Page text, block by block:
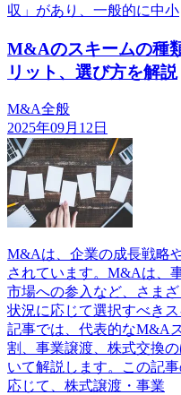
収」があり、一般的に中小
M&Aのスキームの種
リット、選び方を解説
M&A全般
2025年09月12日
M&Aは、企業の成長戦略
されています。M&Aは、
市場への参入など、さま
状況に応じて選択すべき
記事では、代表的なM&A
割、事業譲渡、株式交換
いて解説します。この記
応じて、株式譲渡・事業